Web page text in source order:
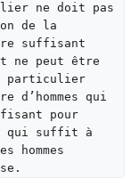
ne doit pas
de la
suffisant
ne peut être
particulier
d’hommes qui
pour
qui suffit à
hommes